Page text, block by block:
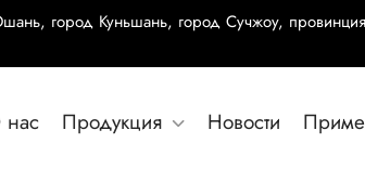
город Куньшань, город Сучжоу,
Продукция Новости